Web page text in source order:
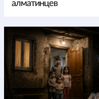
алматинцев